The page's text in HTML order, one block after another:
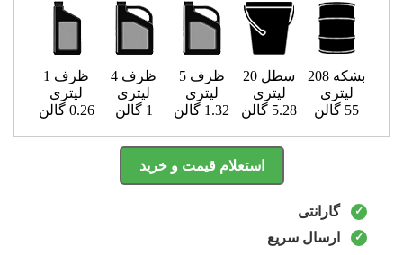
بشکه 208
لیتری
55 گالن
سطل 20
لیتری
5.28 گالن
ظرف 5
لیتری
1.32 گالن
ظرف 4
لیتری
1 گالن
ظرف 1
لیتری
0.26 گالن
استعلام قیمت و خرید
گارانتی
ارسال سریع